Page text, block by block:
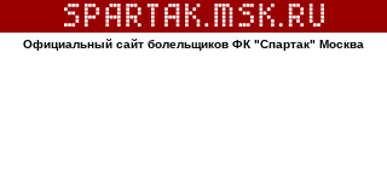
Официальный сайт болельщиков ФК "Спартак" Москва